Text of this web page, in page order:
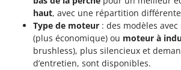
haut, avec une répartition
Type de moteur : des modèles avec
(plus économique) ou moteur à
brushless), plus silencieux et
d’entretien, sont disponibles.